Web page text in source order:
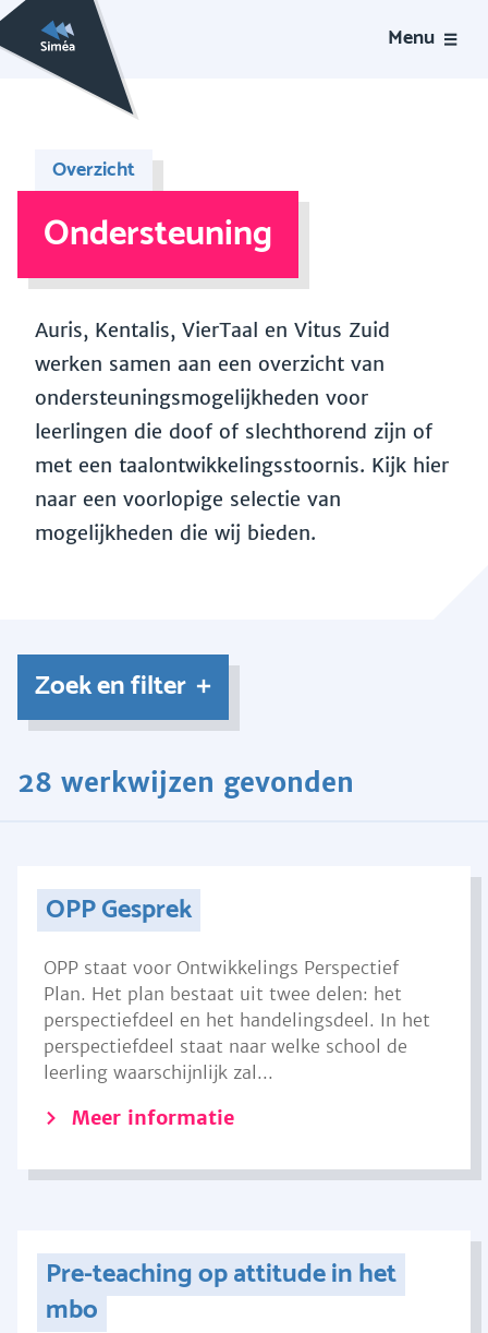
Menu
Overzicht
Ondersteuning
Auris, Kentalis, VierTaal en Vitus Zuid
werken samen aan een overzicht van
ondersteuningsmogelijkheden voor
leerlingen die doof of slechthorend zijn of
met een taalontwikkelingsstoornis. Kijk hier
naar een voorlopige selectie van
mogelijkheden die wij bieden.
Zoek en filter
28 werkwijzen gevonden
OPP Gesprek
OPP staat voor Ontwikkelings Perspectief
Plan. Het plan bestaat uit twee delen: het
perspectiefdeel en het handelingsdeel. In het
perspectiefdeel staat naar welke school de
leerling waarschijnlijk zal...
Meer informatie
Pre-teaching op attitude in het
mbo